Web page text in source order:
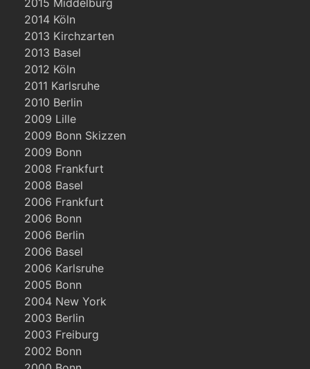
2014 Köln
2013 Kirchzarten
2013 Basel
2012 Köln
2011 Karlsruhe
2010 Berlin
2009 Lille
2009 Bonn Skizzen
2009 Bonn
2008 Frankfurt
2008 Basel
2006 Frankfurt
2006 Bonn
2006 Berlin
2006 Basel
2006 Karlsruhe
2005 Bonn
2004 New York
2003 Berlin
2003 Freiburg
2002 Bonn